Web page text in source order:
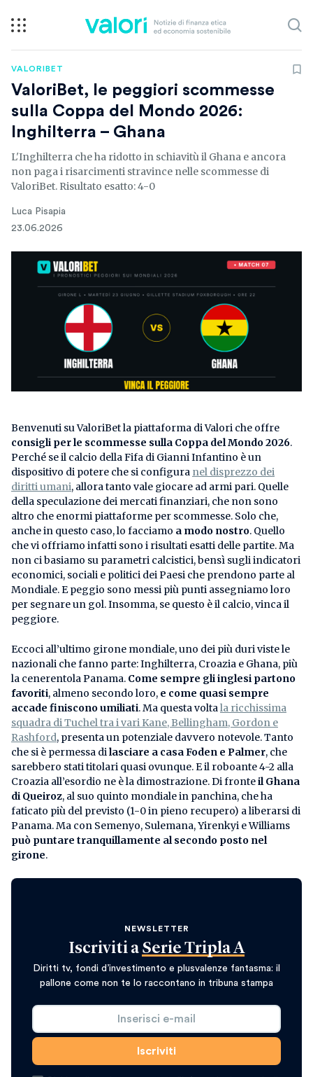
VALORIBET
ValoriBet, le peggiori scommesse
sulla Coppa del Mondo 2026:
Inghilterra – Ghana
L'Inghilterra che ha ridotto in schiavitù il Ghana e ancora
non paga i risarcimenti stravince nelle scommesse di
ValoriBet. Risultato esatto: 4-0
Luca Pisapia
23.06.2026
Benvenuti su ValoriBet la piattaforma di Valori che offre
consigli per le scommesse sulla Coppa del Mondo 2026.
Perché se il calcio della Fifa di Gianni Infantino è un
dispositivo di potere che si configura nel disprezzo dei
diritti umani, allora tanto vale giocare ad armi pari. Quelle
della speculazione dei mercati finanziari, che non sono
altro che enormi piattaforme per scommesse. Solo che,
anche in questo caso, lo facciamo a modo nostro. Quello
che vi offriamo infatti sono i risultati esatti delle partite. Ma
non ci basiamo su parametri calcistici, bensì sugli indicatori
economici, sociali e politici dei Paesi che prendono parte al
Mondiale. E peggio sono messi più punti assegniamo loro
per segnare un gol. Insomma, se questo è il calcio, vinca il
peggiore.
Eccoci all’ultimo girone mondiale, uno dei più duri viste le
nazionali che fanno parte: Inghilterra, Croazia e Ghana, più
la cenerentola Panama. Come sempre gli inglesi partono
favoriti, almeno secondo loro, e come quasi sempre
accade finiscono umiliati. Ma questa voltala ricchissima
squadra di Tuchel tra i vari Kane, Bellingham, Gordon e
Rashford, presenta un potenziale davvero notevole. Tanto
che si è permessa dilasciare a casa Foden e Palmer, che
sarebbero stati titolari quasi ovunque. E il roboante 4-2 alla
Croazia all’esordio ne è la dimostrazione. Di fronteil Ghana
di Queiroz, al suo quinto mondiale in panchina, che ha
faticato più del previsto (1-0 in pieno recupero) a liberarsi di
Panama. Ma con Semenyo, Sulemana, Yirenkyi e Williams
può puntare tranquillamente al secondo posto nel
girone.
NEWSLETTER
Iscriviti a Serie Tripla A
Diritti tv, fondi d’investimento e plusvalenze fantasma: il
pallone come non te lo raccontano in tribuna stampa